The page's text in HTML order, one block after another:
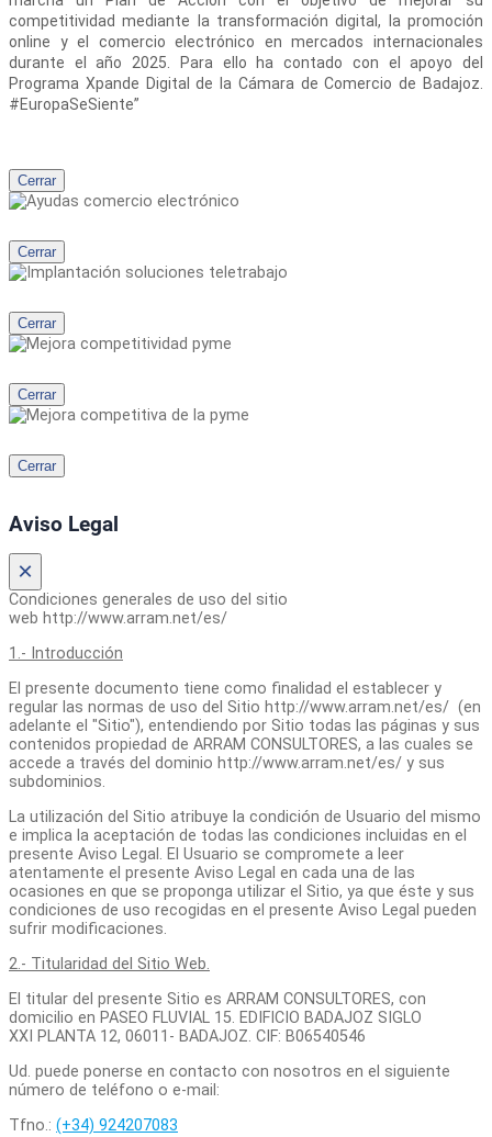
competitividad mediante la transformación digital, la promoción
online y el comercio electrónico en mercados internacionales
durante el año 2025. Para ello ha contado con el apoyo del
Programa Xpande Digital de la Cámara de Comercio de Badajoz.
#EuropaSeSiente”
Cerrar
Cerrar
Cerrar
Cerrar
Cerrar
Aviso Legal
×
Condiciones generales de uso del sitio
web http://www.arram.net/es/
1.- Introducción
El presente documento tiene como finalidad el establecer y
regular las normas de uso del Sitio http://www.arram.net/es/ (en
adelante el "Sitio"), entendiendo por Sitio todas las páginas y sus
contenidos propiedad de ARRAM CONSULTORES, a las cuales se
accede a través del dominio http://www.arram.net/es/ y sus
subdominios.
La utilización del Sitio atribuye la condición de Usuario del mismo
e implica la aceptación de todas las condiciones incluidas en el
presente Aviso Legal. El Usuario se compromete a leer
atentamente el presente Aviso Legal en cada una de las
ocasiones en que se proponga utilizar el Sitio, ya que éste y sus
condiciones de uso recogidas en el presente Aviso Legal pueden
sufrir modificaciones.
2.- Titularidad del Sitio Web.
El titular del presente Sitio es ARRAM CONSULTORES, con
domicilio en PASEO FLUVIAL 15. EDIFICIO BADAJOZ SIGLO
XXI PLANTA 12, 06011- BADAJOZ. CIF: B06540546
Ud. puede ponerse en contacto con nosotros en el siguiente
número de teléfono o e-mail:
Tfno.: (+34) 924207083